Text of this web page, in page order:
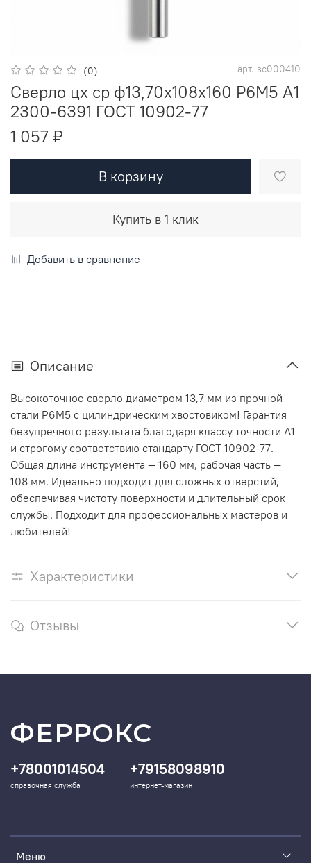
(0) арт. sc000410
Сверло цх ср ф13,70х108х160 Р6М5 A1
2300-6391 ГОСТ 10902-77
1 057 ₽
В корзину
Купить в 1 клик
Добавить в сравнение
Описание
Высокоточное сверло диаметром 13,7 мм из прочной
стали Р6М5 с цилиндрическим хвостовиком! Гарантия
безупречного результата благодаря классу точности А1
и строгому соответствию стандарту ГОСТ 10902-77.
Общая длина инструмента — 160 мм, рабочая часть —
108 мм. Идеально подходит для сложных отверстий,
обеспечивая чистоту поверхности и длительный срок
службы. Подходит для профессиональных мастеров и
любителей!
Характеристики
Отзывы
Меню
+78001014504
справочная служба
+79158098910
интернет-магазин
ФЕРРОКС